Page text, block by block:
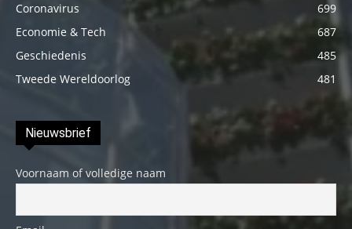
Coronavirus
699
Economie & Tech
687
Geschiedenis
485
Tweede Wereldoorlog
481
Nieuwsbrief
Voornaam of volledige naam